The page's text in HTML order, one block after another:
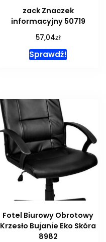
zack Znaczek
informacyjny 50719
57,04zł
Sprawdź!
Fotel Biurowy Obrotowy
Krzesło Bujanie Eko Skóra
8982